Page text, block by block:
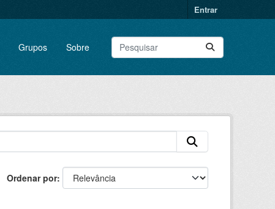
Entrar
Grupos Sobre
Ordenar por